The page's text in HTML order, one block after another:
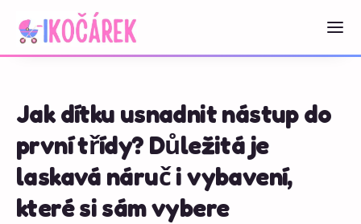
Jak dítku usnadnit nástup do
první třídy? Důležitá je
laskavá náruč i vybavení,
které si sám vybere